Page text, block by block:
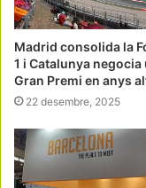
Madrid consolida la
1 i Catalunya negocia
Gran Premi en anys
22 desembre, 2025